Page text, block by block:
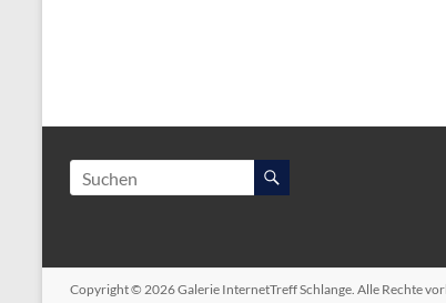
Copyright © 2026Galerie InternetTreff Schlange. Alle Rechte